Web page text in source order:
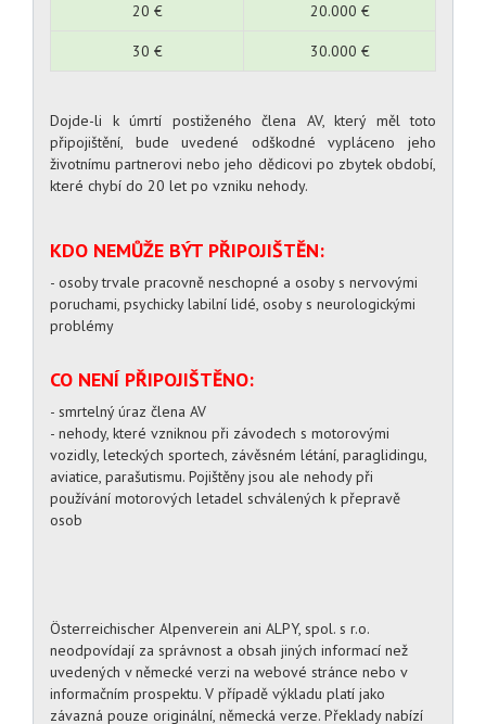
20 € 20.000 €
30 € 30.000 €
Dojde-li k úmrtí postiženého člena AV, který měl toto
připojištění, bude uvedené odškodné vypláceno jeho
životnímu partnerovi nebo jeho dědicovi po zbytek období,
které chybí do 20 let po vzniku nehody.
KDO NEMŮŽE BÝT PŘIPOJIŠTĚN:
- osoby trvale pracovně neschopné a osoby s nervovými
poruchami, psychicky labilní lidé, osoby s neurologickými
problémy
CO NENÍ PŘIPOJIŠTĚNO:
- smrtelný úraz člena AV
- nehody, které vzniknou při závodech s motorovými
vozidly, leteckých sportech, závěsném létání, paraglidingu,
aviatice, parašutismu. Pojištěny jsou ale nehody při
používání motorových letadel schválených k přepravě
osob
Österreichischer Alpenverein ani ALPY, spol. s r.o.
neodpovídají za správnost a obsah jiných informací než
uvedených v německé verzi na webové stránce nebo v
informačním prospektu. V případě výkladu platí jako
závazná pouze originální, německá verze. Překlady nabízí